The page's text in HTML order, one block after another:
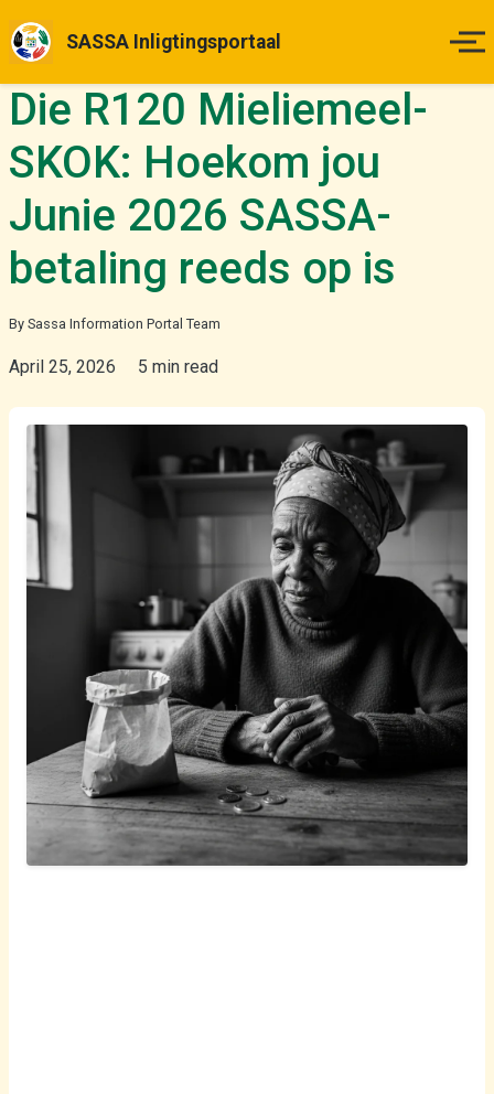
SASSA Inligtingsportaal
Tuisblad
Betalingsdatums
Status Kontrole
Hoe om Aansoek te Doen
Appèlle
Meer
Afrikaans
Die R120 Mieliemeel-
SKOK: Hoekom jou
Junie 2026 SASSA-
betaling reeds op is
By Sassa Information Portal Team
April 25, 2026 5 min read